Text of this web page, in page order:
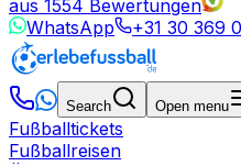
aus 1554 Bewertungen
WhatsApp
+31 30 369
Search Open menu
Fußballtickets
Fußballreisen